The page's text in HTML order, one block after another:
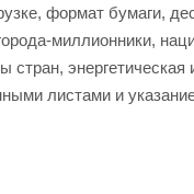
формат бумаги,
миллионники,
энергетическая
листами и